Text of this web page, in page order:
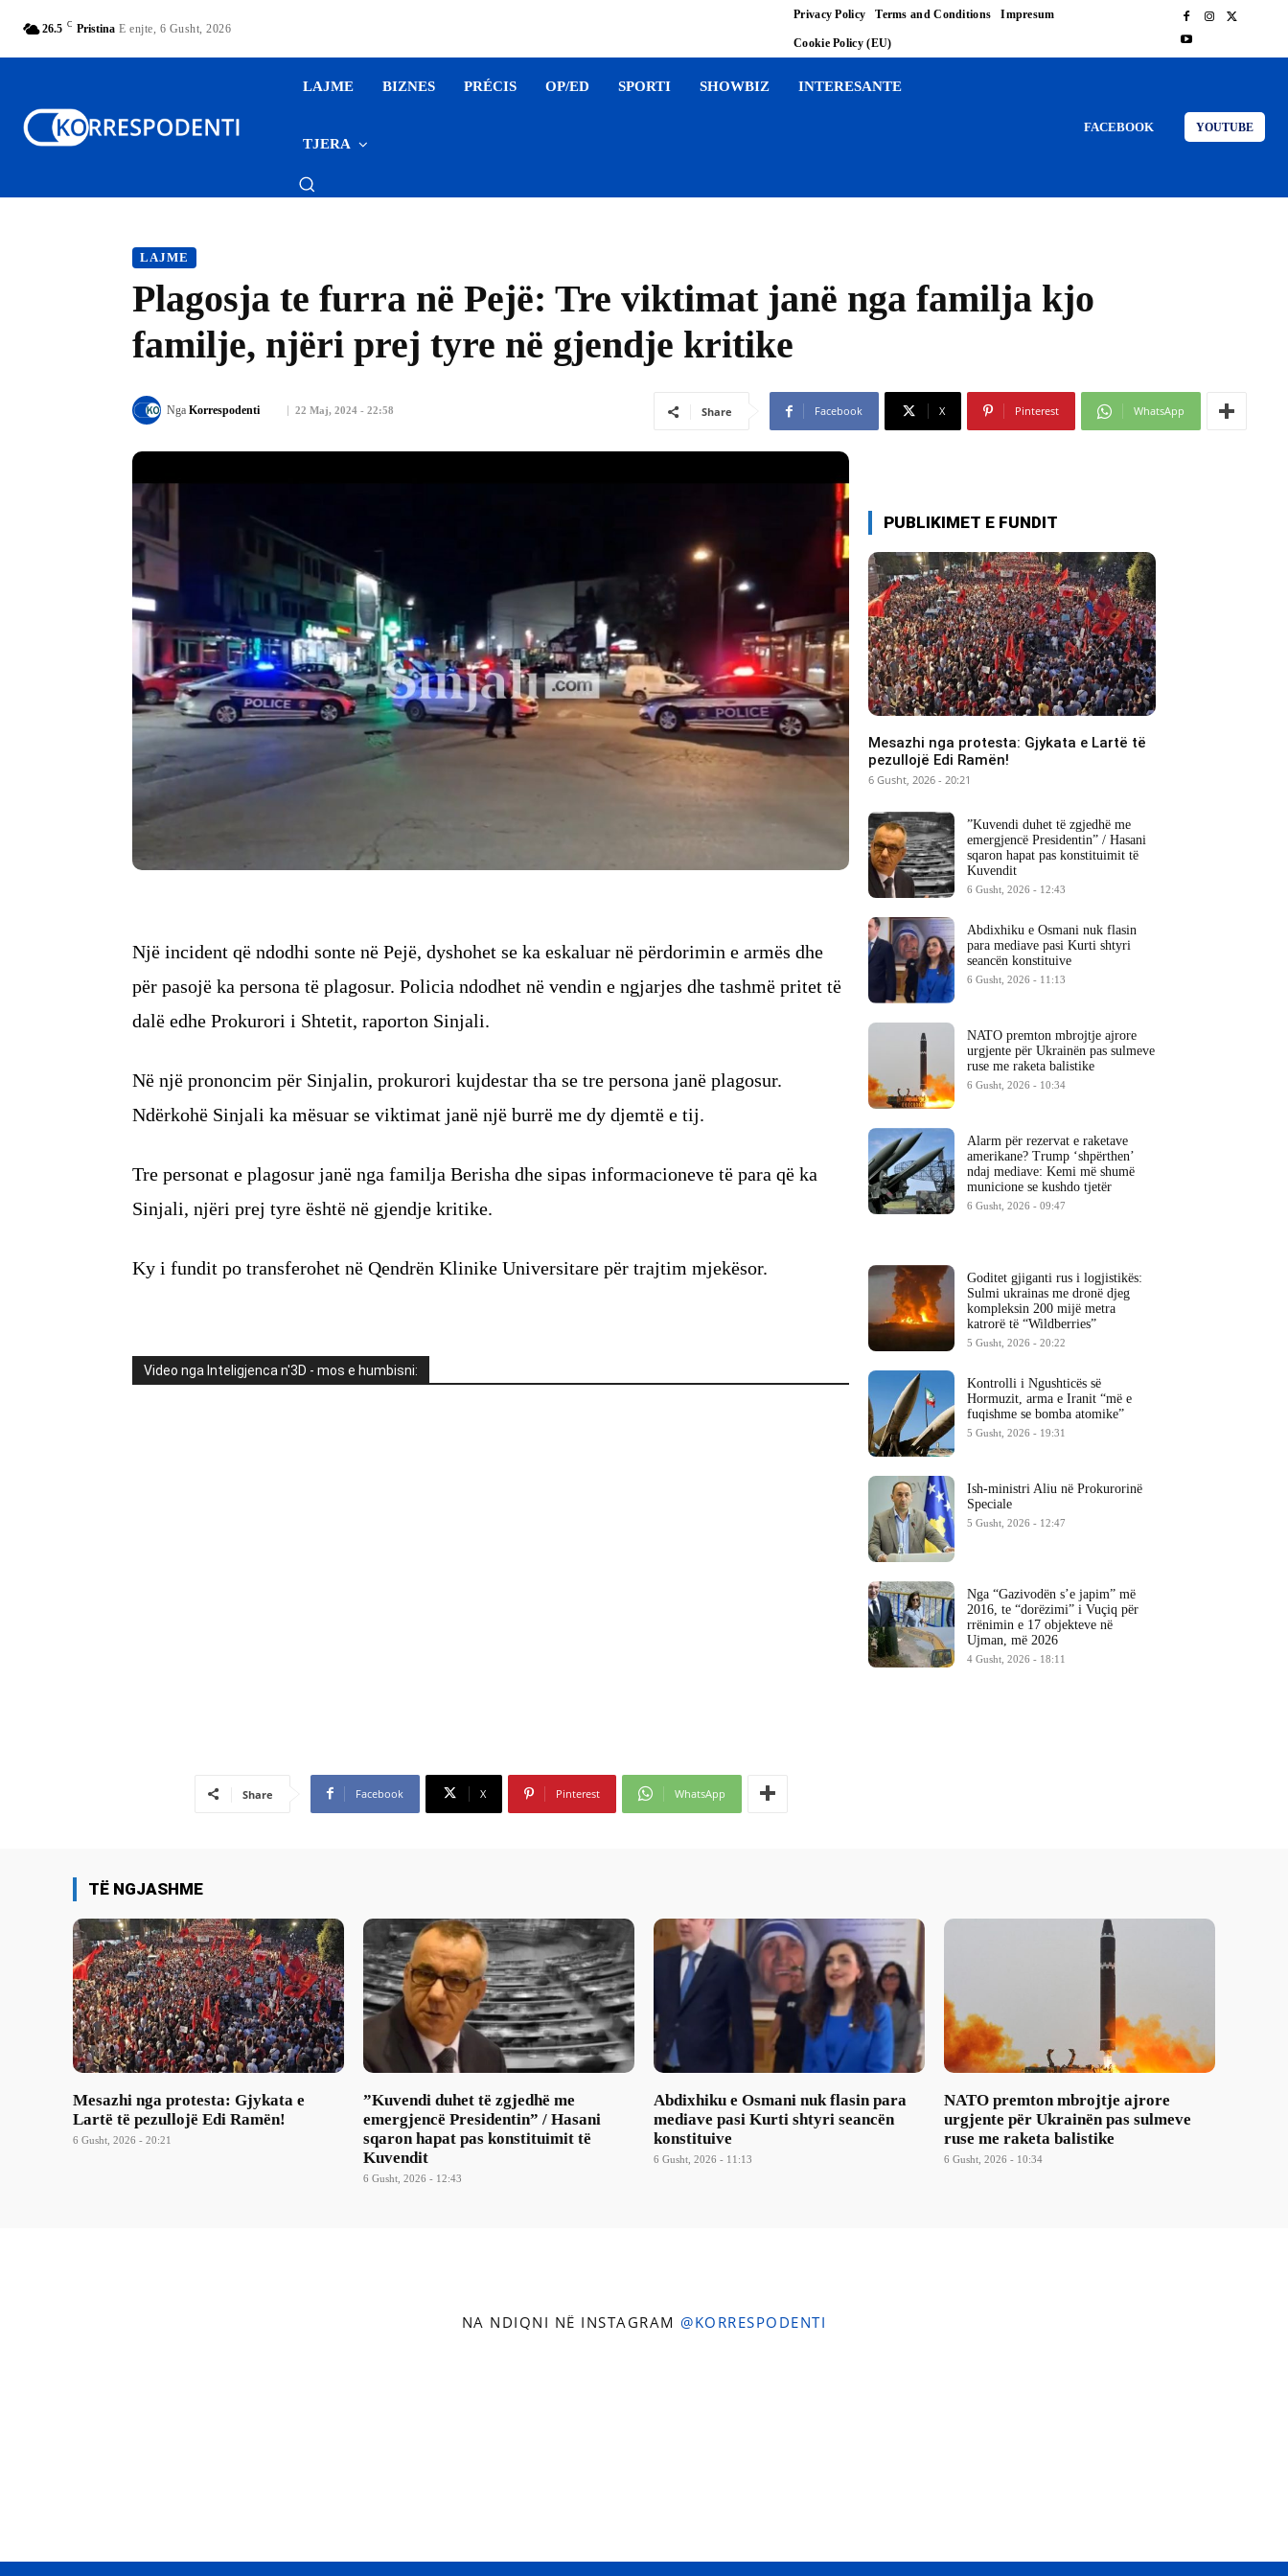
26.5 C Pristina E enjte, 6 Gusht, 2026
Privacy Policy Terms and Conditions Impresum
Cookie Policy (EU)
LAJME BIZNES PRÉCIS OP/ED SPORTI SHOWBIZ INTERESANTE
TJERA
FACEBOOK YOUTUBE
LAJME
Plagosja te furra në Pejë: Tre viktimat janë nga familja kjo
familje, njëri prej tyre në gjendje kritike
22 Maj, 2024 - 22:58
Nga Korrespodenti Share Facebook X Pinterest WhatsApp
Një incident që ndodhi sonte në Pejë, dyshohet se ka eskaluar në përdorimin e armës dhe
për pasojë ka persona të plagosur. Policia ndodhet në vendin e ngjarjes dhe tashmë pritet të
dalë edhe Prokurori i Shtetit, raporton Sinjali.
Në një prononcim për Sinjalin, prokurori kujdestar tha se tre persona janë plagosur.
Ndërkohë Sinjali ka mësuar se viktimat janë një burrë me dy djemtë e tij.
Tre personat e plagosur janë nga familja Berisha dhe sipas informacioneve të para që ka
Sinjali, njëri prej tyre është në gjendje kritike.
Ky i fundit po transferohet në Qendrën Klinike Universitare për trajtim mjekësor.
Video nga Inteligjenca n'3D - mos e humbisni:
Share Facebook X Pinterest WhatsApp
PUBLIKIMET E FUNDIT
Mesazhi nga protesta: Gjykata e Lartë të
pezullojë Edi Ramën!
6 Gusht, 2026 - 20:21
​”Kuvendi duhet të zgjedhë me
emergjencë Presidentin” / Hasani
sqaron hapat pas konstituimit të
Kuvendit
6 Gusht, 2026 - 12:43
Abdixhiku e Osmani nuk flasin
para mediave pasi Kurti shtyri
seancën konstituive
6 Gusht, 2026 - 11:13
NATO premton mbrojtje ajrore
urgjente për Ukrainën pas sulmeve
ruse me raketa balistike
6 Gusht, 2026 - 10:34
Alarm për rezervat e raketave
amerikane? Trump ‘shpërthen’
ndaj mediave: Kemi më shumë
municione se kushdo tjetër
6 Gusht, 2026 - 09:47
Goditet gjiganti rus i logjistikës:
Sulmi ukrainas me dronë djeg
kompleksin 200 mijë metra
katrorë të “Wildberries”
5 Gusht, 2026 - 20:22
Kontrolli i Ngushticës së
Hormuzit, arma e Iranit “më e
fuqishme se bomba atomike”
5 Gusht, 2026 - 19:31
Ish-ministri ​Aliu në Prokurorinë
Speciale
5 Gusht, 2026 - 12:47
Nga “Gazivodën s’e japim” më
2016, te “dorëzimi” i Vuçiq për
rrënimin e 17 objekteve në
Ujman, më 2026
4 Gusht, 2026 - 18:11
TË NGJASHME
Mesazhi nga protesta: Gjykata e
Lartë të pezullojë Edi Ramën!
6 Gusht, 2026 - 20:21
​”Kuvendi duhet të zgjedhë me
emergjencë Presidentin” / Hasani
sqaron hapat pas konstituimit të
Kuvendit
6 Gusht, 2026 - 12:43
Abdixhiku e Osmani nuk flasin para
mediave pasi Kurti shtyri seancën
konstituive
6 Gusht, 2026 - 11:13
NATO premton mbrojtje ajrore
urgjente për Ukrainën pas sulmeve
ruse me raketa balistike
6 Gusht, 2026 - 10:34
NA NDIQNI NË INSTAGRAM @KORRESPODENTI